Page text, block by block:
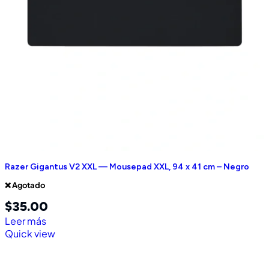
Razer Gigantus V2 XXL — Mousepad XXL, 94 x 41 cm – Negro
❌ Agotado
$35.00
Leer más
Quick view